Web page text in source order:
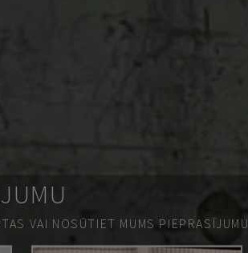
VAI NOSŪTIET MUMS PIEPRASĪJUMU.